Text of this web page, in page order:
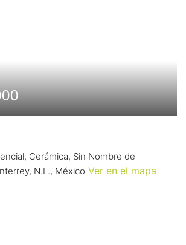
Cerámica, Sin Nombre de
N.L., México Ver en el mapa